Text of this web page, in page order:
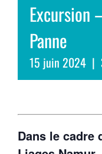
Excursion
Panne
15 juin 2024 |
Dans le cadre